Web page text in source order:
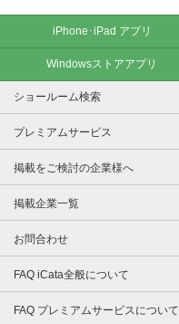
iPhone･iPad アプリ
Windowsストアアプリ
ショールーム検索
プレミアムサービス
掲載をご検討の企業様へ
掲載企業一覧
お問合わせ
FAQ iCata全般について
FAQ プレミアムサービスについて